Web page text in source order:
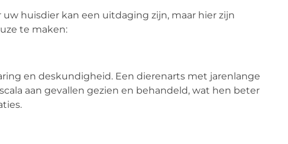
huisdier kan een uitdaging zijn, maar hier zijn
te maken:
en deskundigheid. Een dierenarts met jarenlange
aan gevallen gezien en behandeld, wat hen beter